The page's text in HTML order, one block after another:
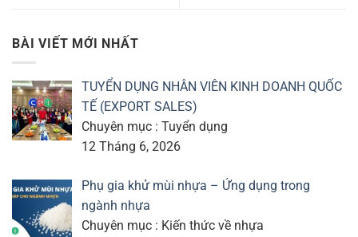
BÀI VIẾT MỚI NHẤT
TUYỂN DỤNG NHÂN VIÊN KINH DOANH QUỐC
TẾ (EXPORT SALES)
Chuyên mục : Tuyển dụng
12 Tháng 6, 2026
Phụ gia khử mùi nhựa – Ứng dụng trong
ngành nhựa
Chuyên mục : Kiến thức về nhựa